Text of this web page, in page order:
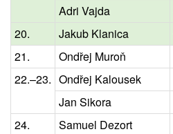
Adri Vajda
20.
Jakub Klanica
21.
Ondřej Muroň
22.–23. Ondřej Kalousek
Jan Sikora
24.
Samuel Dezort